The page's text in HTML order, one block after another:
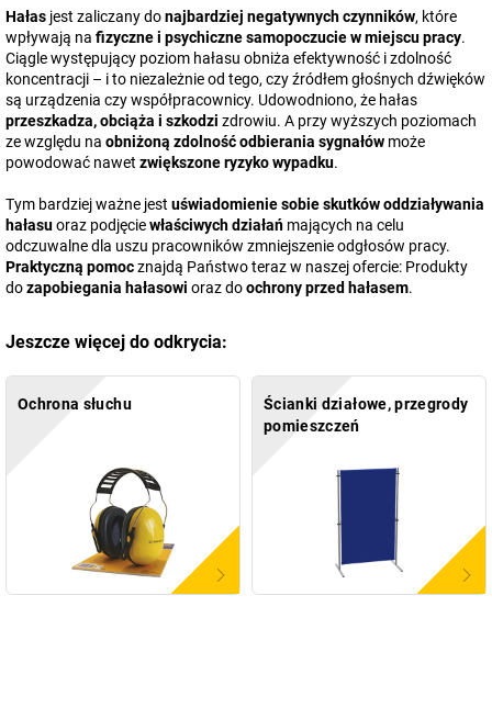
Hałas jest zaliczany donajbardziej negatywnych czynników, które
wpływają na fizyczne i psychiczne samopoczucie w miejscu pracy.
Ciągle występujący poziom hałasu obniża efektywność i zdolność
koncentracji – i to niezależnie od tego, czy źródłem głośnych dźwięków
są urządzenia czy współpracownicy. Udowodniono, że hałas
przeszkadza, obciąża i szkodzi zdrowiu. A przy wyższych poziomach
ze względu na obniżoną zdolność odbierania sygnałów może
powodować nawet zwiększone ryzyko wypadku.
Tym bardziej ważne jest uświadomienie sobie skutków oddziaływania
hałasuoraz podjęciewłaściwych działań mających na celu
odczuwalne dla uszu pracowników zmniejszenie odgłosów pracy.
Praktyczną pomocznajdą Państwo teraz w naszej ofercie: Produkty
dozapobiegania hałasowi oraz doochrony przed hałasem.
Jeszcze więcej do odkrycia:
Ochrona słuchu
Ścianki działowe, przegrody
pomieszczeń